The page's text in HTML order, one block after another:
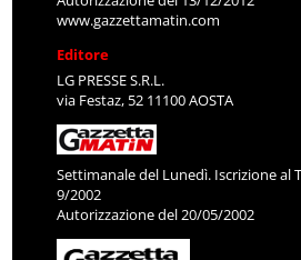
www.gazzettamatin.com
Editore
LG PRESSE S.R.L.
via Festaz, 52 11100 AOSTA
Settimanale del Lunedì. Iscrizione al
9/2002
Autorizzazione del 20/05/2002